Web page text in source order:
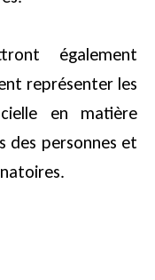
également
représenter les
en matière
des personnes et